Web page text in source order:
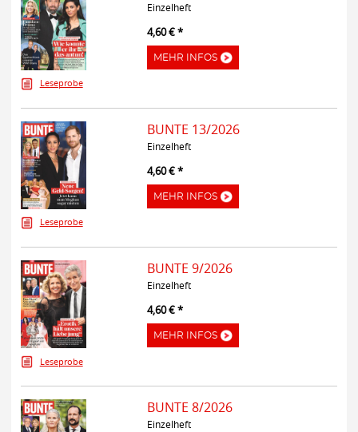
Leseprobe
Einzelheft
4,60 € *
MEHR INFOS
Leseprobe
BUNTE 13/2026
Einzelheft
4,60 € *
MEHR INFOS
Leseprobe
BUNTE 9/2026
Einzelheft
4,60 € *
MEHR INFOS
BUNTE 8/2026
Einzelheft